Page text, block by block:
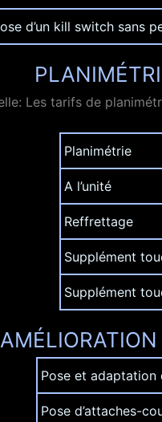
d’un kill switch sans
Les tarifs de
Planimétrie
A l’unité
Reffrettage
Supplément
Supplément
AMÉLIORATION
Pose et
Pose d’attaches-